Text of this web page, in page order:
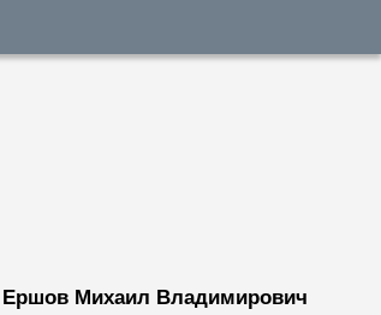
Ершов Михаил Владимирович